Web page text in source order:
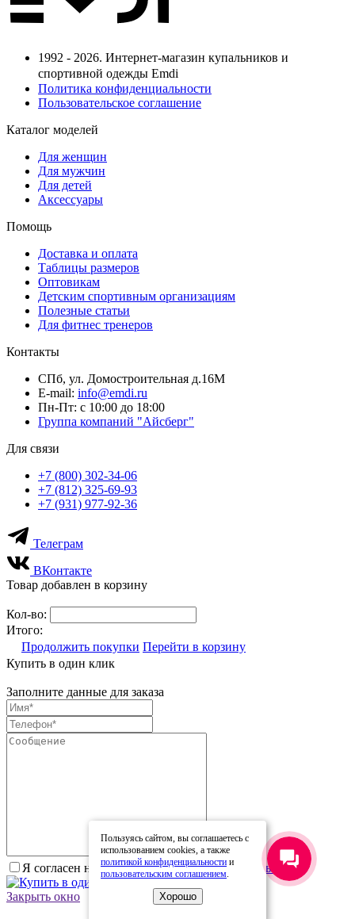
1992 - 2026. Интернет-магазин купальников и
спортивной одежды Emdi
Политика конфиденциальности
Пользовательское соглашение
Каталог моделей
Для женщин
Для мужчин
Для детей
Аксессуары
Помощь
Доставка и оплата
Таблицы размеров
Оптовикам
Детским спортивным организациям
Полезные статьи
Для фитнес тренеров
Контакты
СПб, ул. Домостроительная д.16М
E-mail: info@emdi.ru
Пн-Пт: с 10:00 до 18:00
Группа компаний "Айсберг"
Для связи
+7 (800) 302-34-06
+7 (812) 325-69-93
+7 (931) 977-92-36
Телеграм
ВКонтакте
Товар добавлен в корзину
Кол-во:
Итого:
Продолжить покупки Перейти в корзину
Купить в один клик
Заполните данные для заказа
Я согласен на обработку персональных данных.*
Купить в один клик
Закрыть окно
Пользуясь сайтом, вы соглашаетесь с
использованием cookies, а также
политикой конфиденциальности и
пользовательским соглашением.
Хорошо